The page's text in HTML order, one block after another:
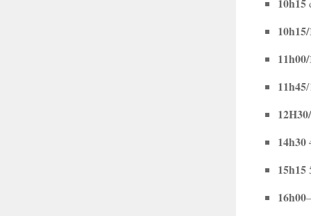
10h15
11h45/
14h30
15h15
16h00–